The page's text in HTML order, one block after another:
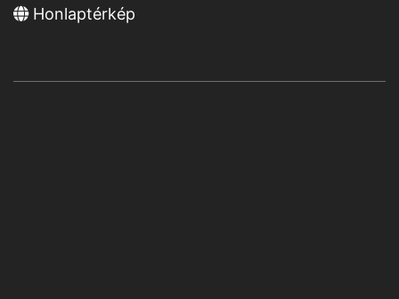
Honlaptérkép